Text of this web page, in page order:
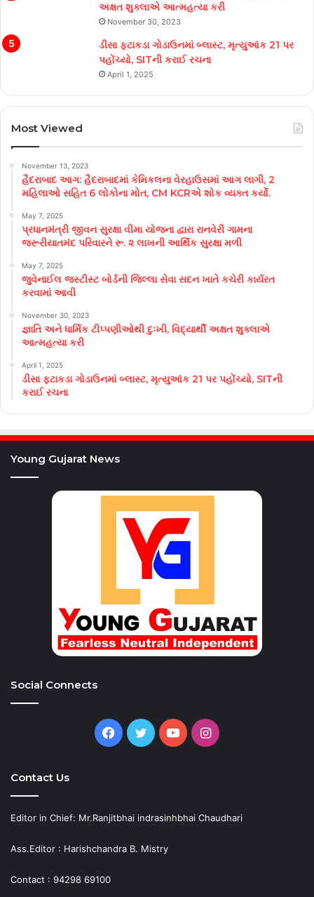
અક્ષત શુક્લાએ આત્મહત્યા કરી
November 30, 2023
ડીસા ફટાકડા ગોડાઉનમાં બ્લાસ્ટ, મૃત્યુઆંક 21 પર
પહોંચ્યો, SITની કરાઈ રચના
April 1, 2025
Most Viewed
November 13, 2023
હૈદરાબાદ આગ: હૈદરાબાદમાં કેમિકલના વેરહાઉસમાં આગ લાગી, 2
મહિલાઓ સહિત 6 લોકોના મોત, CM KCRએ શોક વ્યક્ત કર્યો.
May 7, 2025
પ્રધાનમંત્રી જીવન સુરક્ષા વીમા યોજના દ્વારા રાનવેરી ગામના
જરૂરીયાતમંદ પરિવારને રૂ. ૨ લાખની આર્થિક સુરક્ષા મળી
May 7, 2025
જુવેનાઈલ જસ્ટીસ્ટ બોર્ડની જિલ્લા સેવા સદન ખાતે કચેરી કાર્યરત
કરવામાં આવી
November 30, 2023
જ્ઞાતિ અને ધાર્મિક ટીપ્પણીઓથી દુઃખી, વિદ્યાર્થી અક્ષત શુક્લાએ
આત્મહત્યા કરી
April 1, 2025
ડીસા ફટાકડા ગોડાઉનમાં બ્લાસ્ટ, મૃત્યુઆંક 21 પર પહોંચ્યો, SITની
કરાઈ રચના
Young Gujarat News
Social Connects
Facebook
TwitterYouTubeInstagram
Contact Us
Editor in Chief: Mr.Ranjitbhai indrasinhbhai Chaudhari
Ass.Editor : Harishchandra B. Mistry
Contact : 94298 69100